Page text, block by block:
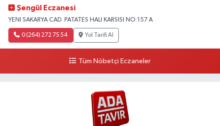
Şengül Eczanesi
YENI SAKARYA CAD. PATATES HALI KARSISI NO:157 A
0 (264) 272 75 54 Yol Tarifi Al
Tüm Nöbetçi Eczaneler